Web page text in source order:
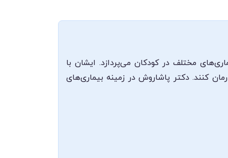
مختلف در کودکان می‌پردازد. ایشان با
کنند. دکتر پاشاروش در زمینه بیماری‌های